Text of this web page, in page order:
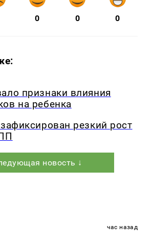
0 0 0
признаки влияния
на ребенка
резкий рост
новость ↓
час назад